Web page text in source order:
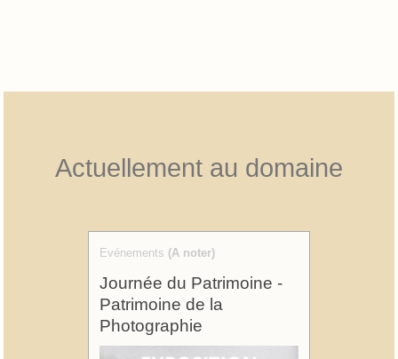
Actuellement au domaine
Evénements (A noter)
Journée du Patrimoine -
Patrimoine de la
Photographie